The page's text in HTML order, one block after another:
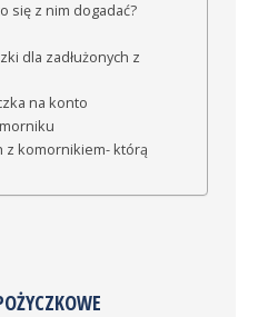
się z nim dogadać?
dla zadłużonych z
na konto
z komornikiem- którą